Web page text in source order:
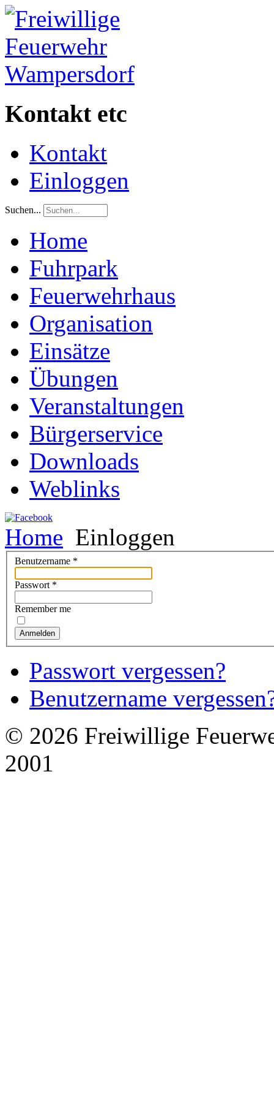
Kontakt etc
Kontakt
Einloggen
Suchen...
Home
Fuhrpark
Feuerwehrhaus
Organisation
Einsätze
Übungen
Veranstaltungen
Bürgerservice
Downloads
Weblinks
Home Einloggen
Benutzername *
Passwort *
Remember me
Anmelden
Passwort vergessen?
Benutzername
© 2026 Freiwillige
2001